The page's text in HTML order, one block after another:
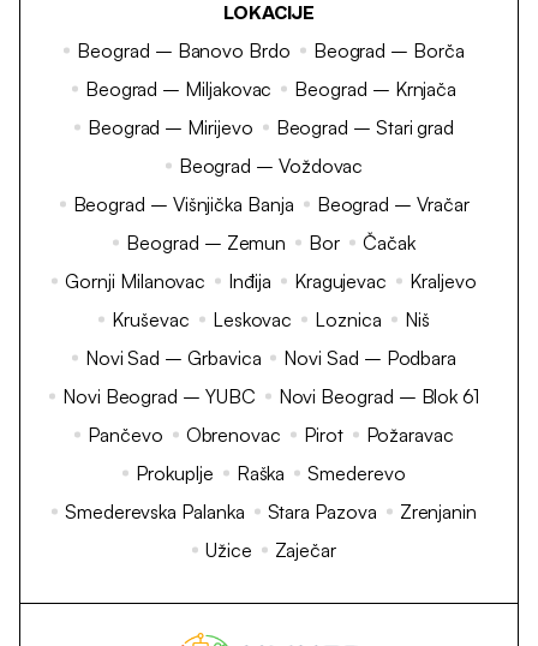
LOKACIJE
Beograd – Banovo Brdo
Beograd – Borča
Beograd – Miljakovac
Beograd – Krnjača
Beograd – Mirijevo
Beograd – Stari grad
Beograd – Voždovac
Beograd – Višnjička Banja
Beograd – Vračar
Beograd – Zemun
Bor
Čačak
Gornji Milanovac
Inđija Kragujevac
Kraljevo
Kruševac
Leskovac Loznica
Niš
Novi Sad – Grbavica
Novi Sad – Podbara
Novi Beograd – YUBC
Novi Beograd – Blok 61
Pančevo
Obrenovac Pirot
Požaravac
Prokuplje
Raška
Smederevo
Smederevska Palanka
Stara Pazova
Zrenjanin
Užice
Zaječar